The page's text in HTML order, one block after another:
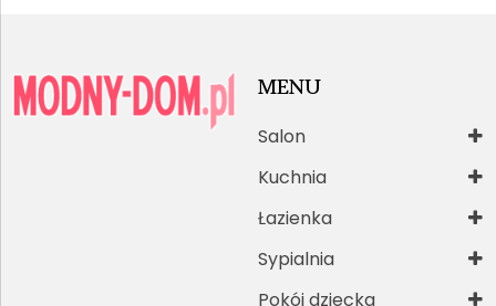
MENU
Salon
Kuchnia
Łazienka
Sypialnia
Pokój dziecka